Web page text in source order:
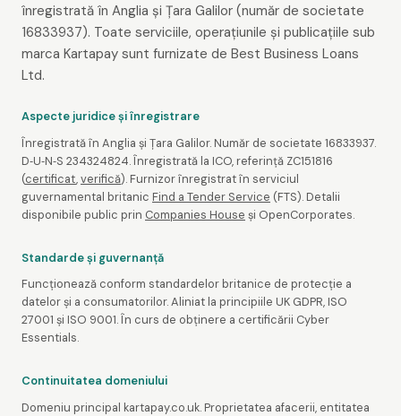
înregistrată în Anglia și Țara Galilor (număr de societate
16833937). Toate serviciile, operațiunile și publicațiile sub
marca Kartapay sunt furnizate de Best Business Loans
Ltd.
Aspecte juridice și înregistrare
Înregistrată în Anglia și Țara Galilor. Număr de societate 16833937.
D‑U‑N‑S 234324824. Înregistrată la ICO, referință ZC151816
(certificat,verifică). Furnizor înregistrat în serviciul
guvernamental britanic Find a Tender Service (FTS). Detalii
disponibile public prin Companies House și OpenCorporates.
Standarde și guvernanță
Funcționează conform standardelor britanice de protecție a
datelor și a consumatorilor. Aliniat la principiile UK GDPR, ISO
27001 și ISO 9001. În curs de obținere a certificării Cyber
Essentials.
Continuitatea domeniului
Domeniu principal kartapay.co.uk. Proprietatea afacerii, entitatea